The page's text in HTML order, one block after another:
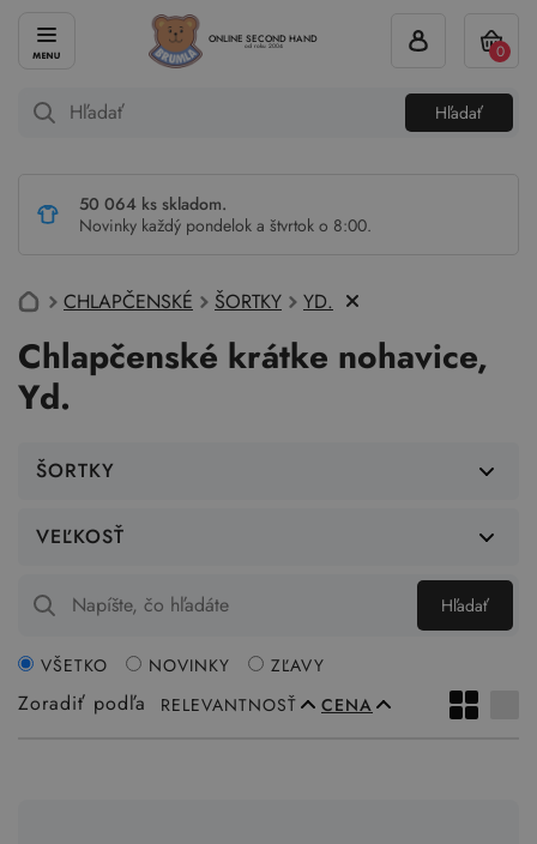
ONLINE SECOND HAND
od roku 2004
Hľadať
0
50 064 ks skladom.
Novinky každý pondelok a štvrtok o 8:00.
CHLAPČENSKÉ ŠORTKY YD.
Chlapčenské krátke nohavice,
Yd.
ŠORTKY
VEĽKOSŤ
Hľadať
Zoradiť podľa RELEVANTNOSŤ CENA
VŠETKO NOVINKY ZĽAVY